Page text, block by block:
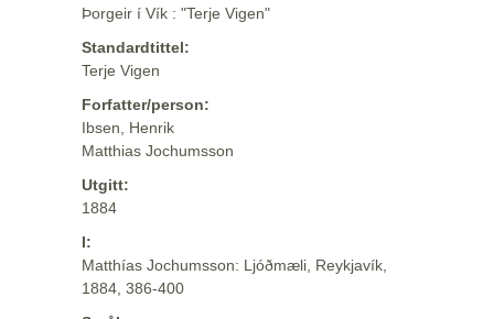
Þorgeir í Vík : "Terje Vigen"
Standardtittel:
Terje Vigen
Forfatter/person:
Ibsen, Henrik
Matthias Jochumsson
Utgitt:
1884
I:
Matthías Jochumsson: Ljóðmæli, Reykjavík,
1884, 386-400